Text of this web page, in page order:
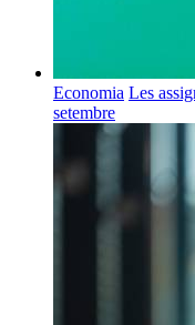
Economia Les
setembre